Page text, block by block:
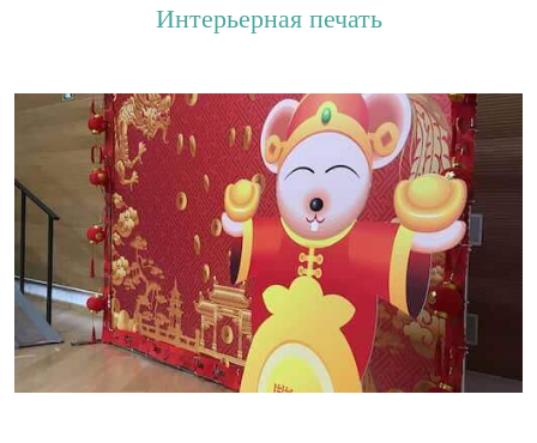
Интерьерная печать